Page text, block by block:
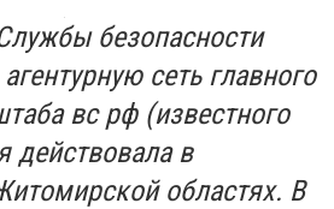
безопасности
сеть главного
вс рф (известного
действовала в
областях. В